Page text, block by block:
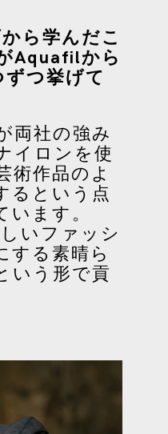
ら学んだこ
Aquafilから
つ挙げて
両社の強み
イロンを使
術作品のよ
るという点
います。
いファッシ
する素晴ら
いう形で貢